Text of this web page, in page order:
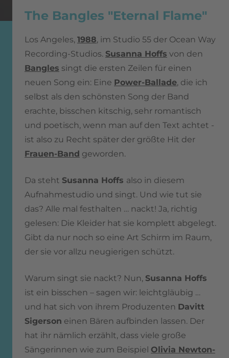
The Bangles "Eternal Flame"
Los Angeles, 1988, im Studio 55 der Ocean Way
Recording-Studios. Susanna Hoffs von den
Bangles singt die ersten Zeilen für einen
neuen Song ein: Eine Power-Ballade, die ich
selbst als den schönsten Song der Band
erachte, bisschen kitschig, sehr romantisch
und poetisch, wenn man auf den Text achtet -
ist also zu Recht später der größte Hit der
Frauen-Band geworden.
Da steht Susanna Hoffs also in diesem
Aufnahmestudio und singt. Und wie tut sie
das? Alle mal festhalten … nackt! Ja, richtig
gelesen: Die Kleider hat sie komplett abgelegt.
Gibt da nur noch so eine Art Schirm im Raum,
der sie vor allzu neugierigen schützt.
Warum singt sie nackt? Nun, Susanna Hoffs
ist ein bisschen – sagen wir: leichtgläubig …
und hat sich von ihrem Produzenten Davitt
Sigerson einen Bären aufbinden lassen. Der
hat ihr nämlich erzählt, dass viele große
Sängerinnen wie zum Beispiel Olivia Newton-